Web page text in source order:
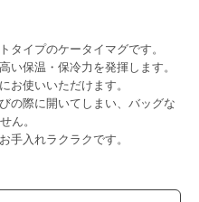
イプのケータイマグです。
保温・保冷力を発揮します。
お使いいただけます。
の際に開いてしまい、バッグな
ん。
手入れラクラクです。